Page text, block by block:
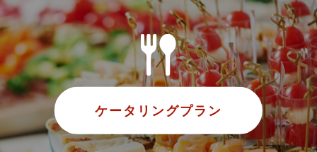
ケータリングプラン